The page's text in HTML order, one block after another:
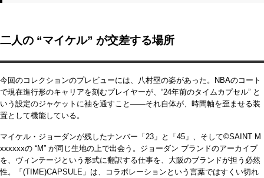
二人の “マイケル” が交差する場所
今回のコレクションのプレビューには、八村塁の姿があった。NBAのコート
で現在進行形のキャリアを刻むプレイヤーが、“24年前のタイムカプセル” と
いう設定のジャケットに袖を通すこと――それ自体が、時間軸を歪ませる装
置として機能している。
マイケル・ジョーダンが残したナンバー「23」と「45」、そして©SAINT M
xxxxxxの “M” が同じ生地の上で出会う。ジョーダン ブランドのアーカイブ
を、ヴィンテージという形式に翻訳する仕事を、大阪のブランドが担う必然
性。「(TIME)CAPSULE」は、コラボレーションという言葉ではすくい切れ